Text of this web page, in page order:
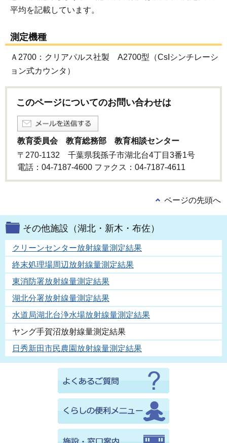
平均を記載しています。
測定機種
Ａ2700：クリアパルス社製 A2700型（CsIシンチレーシ
ョン式カウンタ）
このページについてのお問い合わせは
教育委員会 教育総務部 教育相談センター
〒270-1132 千葉県我孫子市湖北台4丁目3番1号
電話：04-7187-4600 ファクス：04-7187-4611
ページの先頭へ
その他施設（湖北・新木・布佐）
クリーンセンター放射線量測定結果
終末処理場周辺放射線量測定結果
東消防署放射線量測定結果
湖北分署放射線量測定結果
水道局湖北台浄水場放射線量測定結果
ヤング手賀沼放射線量測定結果
日秀新田市民農園放射線量測定結果